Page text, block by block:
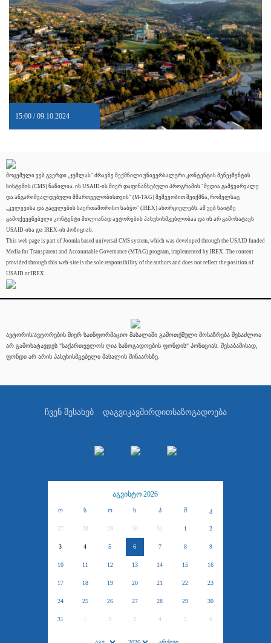
15:00 / 09.10.2024
მოცემული ვებ გვერდი „ჯუმლას" ძრავზე შექმნილი უნივერსალური კონტენტის მენეჯმენტის
სისტემის (CMS) ნაწილია. ის USAID-ის მიერ დაფინანსებული პროგრამის "მედია გამჭვირვალე
და ანგარიშვალდებული მმართველობისთვის" (M-TAG) მეშვეობით შეიქმნა, რომელსაც
„კვლევისა და გაცვლების საერთაშორისო საბჭო" (IREX) ახორციელებს. ამ ვებ საიტზე
გამოქვეყნებული კონტენტი მთლიანად ავტორების პასუხისმგებლობაა და ის არ გამოხატავს
USAID-ისა და IREX-ის პოზიციას.
This web page is part of Joomla based universal CMS system, which was developed through the USAID funded
Media for Transparent and Accountable Governance (MTAG) program, implemented by IREX. The content
provided through this web-site is the sole responsibility of the authors and does not reflect the position of
USAID or IREX.
ავტორის/ავტორების მიერ საინფორმაციო მასალაში გამოთქმული მოსაზრება შესაძლოა
არ გამოხატავდეს "საქართველოს ღია საზოგადოების ფონდის" პოზიციას. შესაბამისად,
ფონდი არ არის პასუხისმგებელი მასალის შინაარსზე.
ჩვენ შესახებ დაგვიკავშირდითსაზოგადოება
აგვისტო 2026
ო ს ო ხ პ შ კ
27 28 29 30 31 1 2
3 4 5 6 7 8 9
10 11 12 13 14 15 16
17 18 19 20 21 22 23
24 25 26 27 28 29 30
31 1 2 3 4 5 6